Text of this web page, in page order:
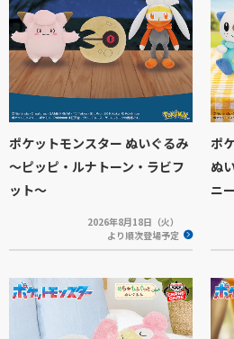
ポケットモンスター ぬいぐるみ
～ピッピ・ルナトーン・ラビフ
ット～
2026年8月18日（火）
より順次登場予定
ポ
ぬ
ニ